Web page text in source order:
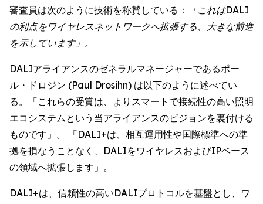
審査員は次のように技術を称賛している：
「これはDALI
の利点をワイヤレスネットワークへ拡張する、大きな前進
を示しています」。
DALIアライアンスのゼネラルマネージャーであるポー
ル・ドロジン (Paul Drosihn) は以下のように述べてい
る。「これらの受賞は、よりスマートで接続性の高い照明
エコシステムという当アライアンスのビジョンを裏付ける
ものです」。 「DALI+は、相互運用性や国際標準への準
拠を損なうことなく、DALIをワイヤレスおよびIPベース
の領域へ拡張します」。
DALI+は、信頼性の高いDALIプロトコルを基盤とし、ワ